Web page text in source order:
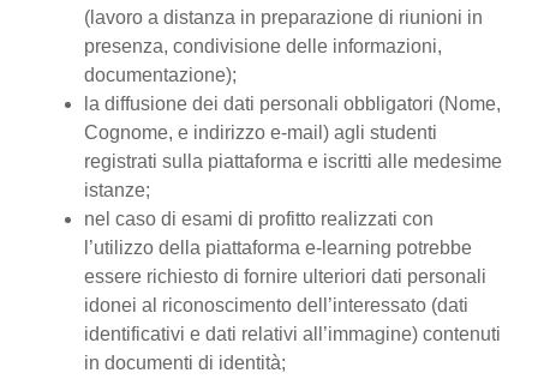
(lavoro a distanza in preparazione di riunioni in
presenza, condivisione delle informazioni,
documentazione);
la diffusione dei dati personali obbligatori (Nome,
Cognome, e indirizzo e-mail) agli studenti
registrati sulla piattaforma e iscritti alle medesime
istanze;
nel caso di esami di profitto realizzati con
l’utilizzo della piattaforma e-learning potrebbe
essere richiesto di fornire ulteriori dati personali
idonei al riconoscimento dell’interessato (dati
identificativi e dati relativi all’immagine) contenuti
in documenti di identità;